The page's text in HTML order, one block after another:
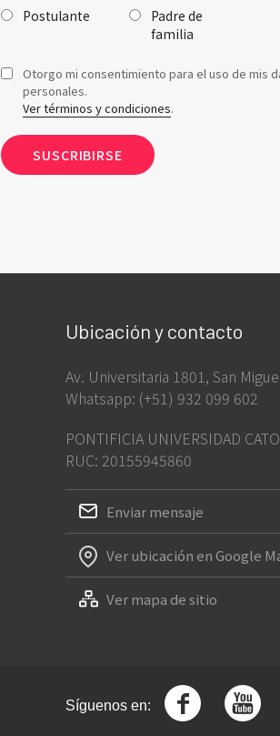
Postulante
Padre de
familia
Otorgo mi consentimiento para el uso de mis
personales.
Ver términos y condiciones.
Ubicación y contacto
Av. Universitaria 1801, San
Whatsapp: (+51) 932 099 602
PONTIFICIA UNIVERSIDAD
RUC: 20155945860
Enviar mensaje
Ver ubicación en Google
Ver mapa de sitio
Síguenos en: